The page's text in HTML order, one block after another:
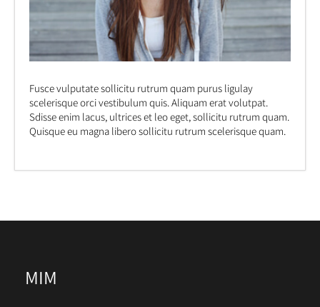
Fusce vulputate sollicitu rutrum quam purus ligulay
scelerisque orci vestibulum quis. Aliquam erat volutpat.
Sdisse enim lacus, ultrices et leo eget, sollicitu rutrum quam.
Quisque eu magna libero sollicitu rutrum scelerisque quam.
MIM